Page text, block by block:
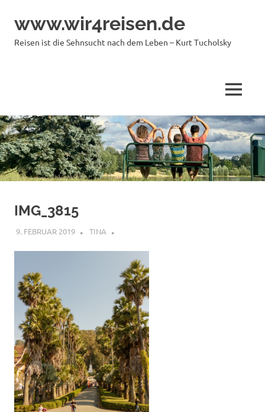
Inhaltwww.wir4reisen.de
Reisen ist die Sehnsucht nach dem Leben – Kurt Tucholsky
MENÜ
IMG_3815
9. FEBRUAR 2019 TINA